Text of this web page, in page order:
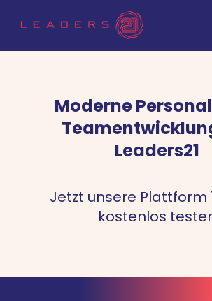
Moderne
Leaders21
Jetzt unsere Plattform
kostenlos